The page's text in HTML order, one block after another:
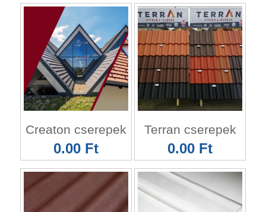
Creaton cserepek
0.00 Ft
Terran cserepek
0.00 Ft